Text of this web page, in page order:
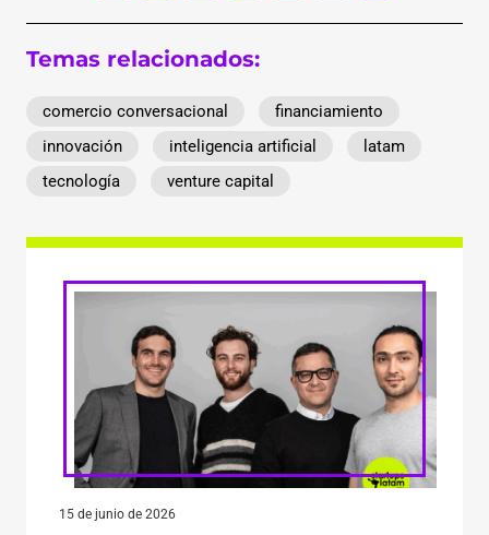
Temas relacionados:
comercio conversacional
financiamiento
innovación
inteligencia artificial
latam
tecnología
venture capital
15 de junio de 2026